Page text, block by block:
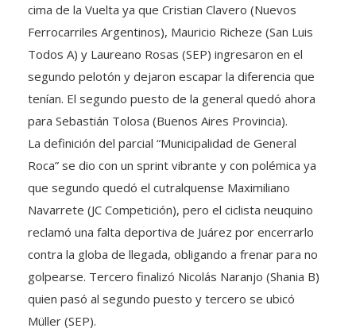
cima de la Vuelta ya que Cristian Clavero (Nuevos
Ferrocarriles Argentinos), Mauricio Richeze (San Luis
Todos A) y Laureano Rosas (SEP) ingresaron en el
segundo pelotón y dejaron escapar la diferencia que
tenían. El segundo puesto de la general quedó ahora
para Sebastián Tolosa (Buenos Aires Provincia).
La definición del parcial “Municipalidad de General
Roca” se dio con un sprint vibrante y con polémica ya
que segundo quedó el cutralquense Maximiliano
Navarrete (JC Competición), pero el ciclista neuquino
reclamó una falta deportiva de Juárez por encerrarlo
contra la globa de llegada, obligando a frenar para no
golpearse. Tercero finalizó Nicolás Naranjo (Shania B)
quien pasó al segundo puesto y tercero se ubicó
Müller (SEP).